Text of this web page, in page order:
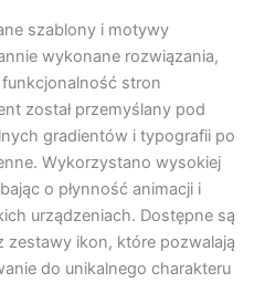
szablony i motywy
wykonane rozwiązania,
stron
został przemyślany pod
gradientów i typografii po
Wykorzystano wysokiej
o płynność animacji i
urządzeniach. Dostępne są
ikon, które pozwalają
do unikalnego charakteru